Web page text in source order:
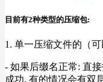
目前有2种类型的压缩包:
1. 单一压缩文件的（
- 如果后缀名正常: 直
成功, 有的情况会有双